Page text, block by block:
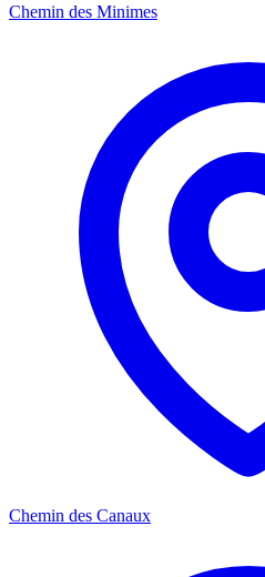
Chemin des Minimes
Chemin des Canaux